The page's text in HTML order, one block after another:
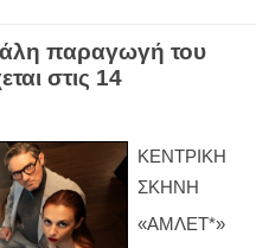
παραγωγή του
στις 14
ΚΕΝΤΡΙΚΗ
ΣΚΗΝΗ
«ΑΜΛΕΤ*»